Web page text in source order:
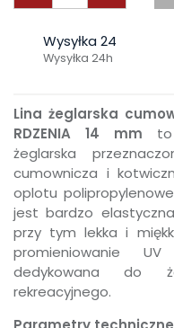
Wysyłka 24
Wysyłka 24h
Lina żeglarska
RDZENIA 14 mm to
żeglarska
cumownicza i
oplotu
jest bardzo
przy tym lekka i
promieniowanie
dedykowana do
rekreacyjnego.